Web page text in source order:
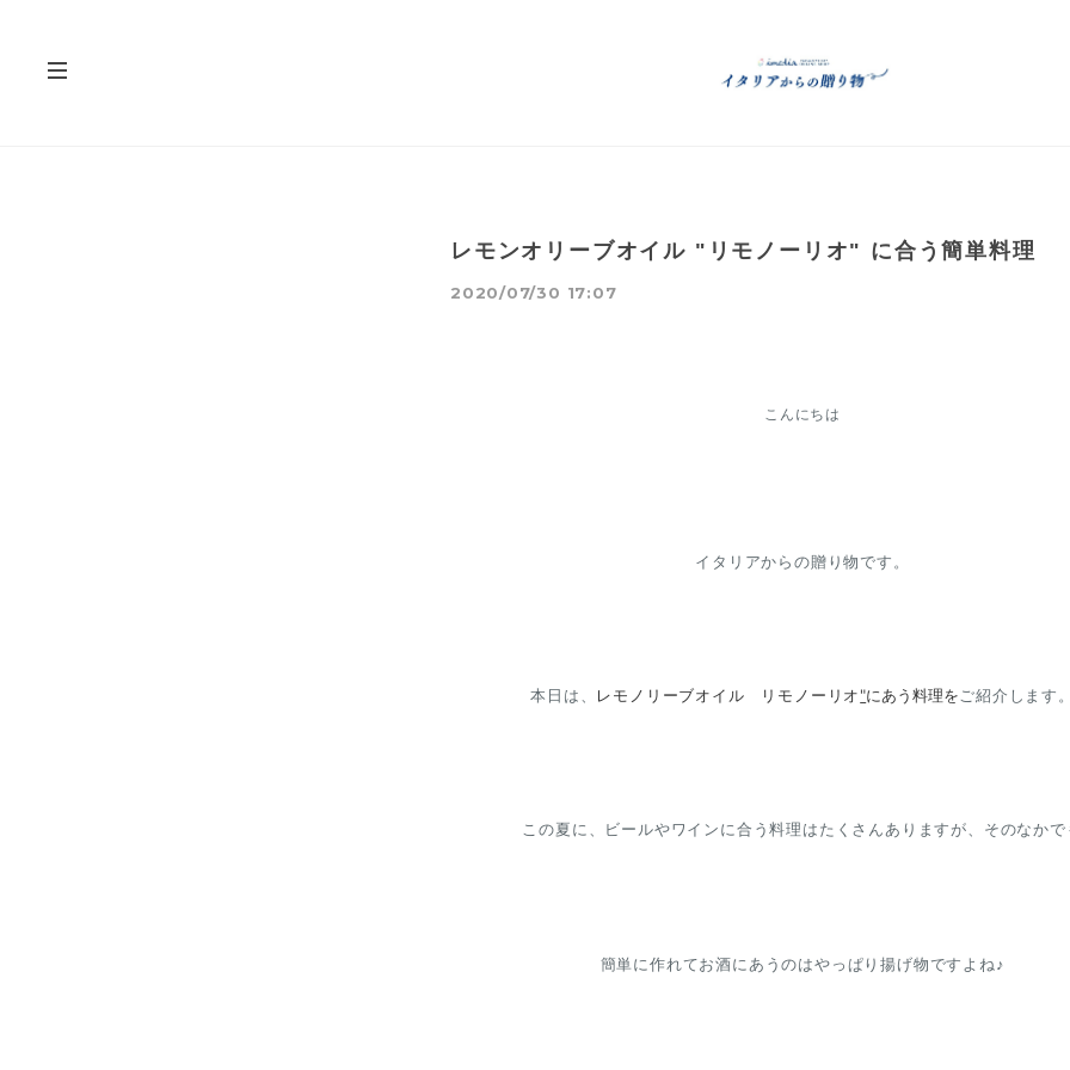
レモンオリーブオイル "リモノーリオ" に合う簡単料理
2020/07/30 17:07
こんにちは
イタリアからの贈り物です。
本日は、 レモノリーブオイル リモノーリオ "にあう料理をご紹介します
この夏に、ビールやワインに合う料理はたくさんありますが、そのなかで
簡単に作れてお酒にあうのはやっぱり揚げ物ですよね♪